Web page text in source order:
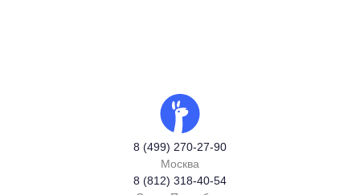
8 (499) 270-27-90
Москва
8 (812) 318-40-54